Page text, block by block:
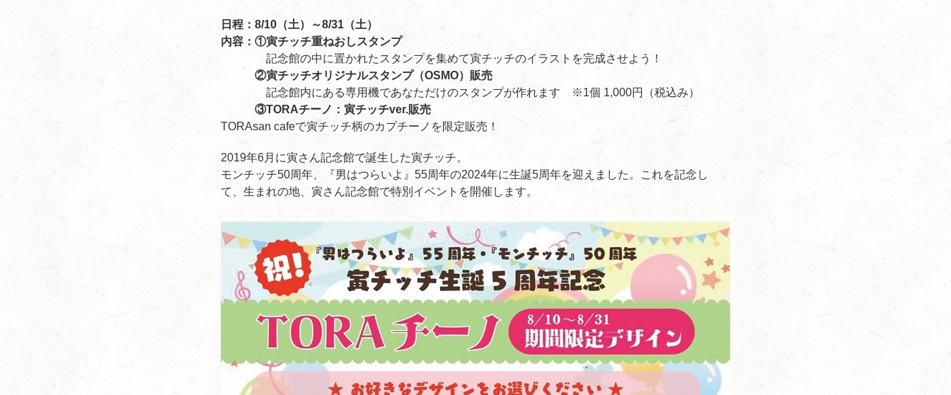
日程：8/10（土）～8/31（土）
内容：①寅チッチ重ねおしスタンプ
記念館の中に置かれたスタンプを集めて寅チッチのイラストを完成させよう！
②寅チッチオリジナルスタンプ（OSMO）販売
記念館内にある専用機であなただけのスタンプが作れます ※1個 1,000円（税込み）
③TORAチーノ：寅チッチver.販売
TORAsan cafeで寅チッチ柄のカプチーノを限定販売！
2019年6月に寅さん記念館で誕生した寅チッチ。
モンチッチ50周年、『男はつらいよ』55周年の2024年に生誕5周年を迎えました。これを記念し
て、生まれの地、寅さん記念館で特別イベントを開催します。